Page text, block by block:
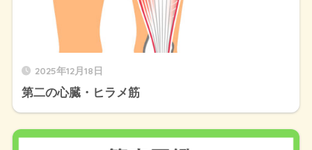
2025年12月18日
第二の心臓・ヒラメ筋